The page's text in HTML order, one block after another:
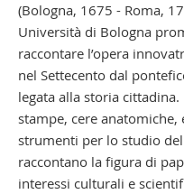
(Bologna, 1675 - Roma,
Università di Bologna
raccontare l’opera
nel Settecento dal
legata alla storia
stampe, cere anatomiche,
strumenti per lo studio
raccontano la figura di
interessi culturali e